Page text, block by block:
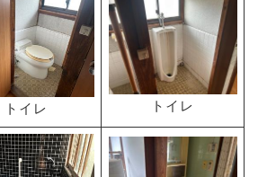
トイレ トイレ